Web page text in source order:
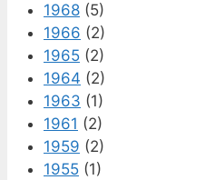
1968 (5)
1966 (2)
1965 (2)
1964 (2)
1963 (1)
1961 (2)
1959 (2)
1955 (1)